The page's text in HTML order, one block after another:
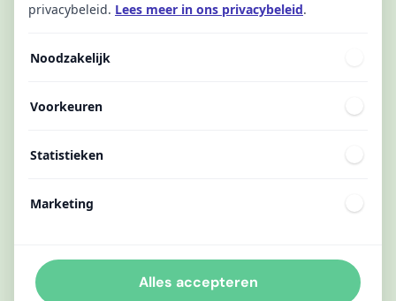
privacybeleid. Lees meer in ons privacybeleid.
Noodzakelijk
Voorkeuren
Statistieken
Marketing
Alles accepteren